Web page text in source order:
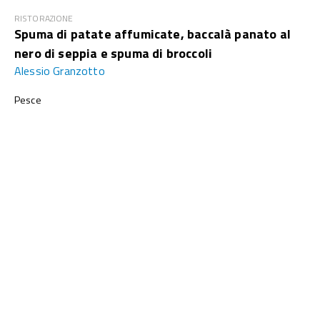
RISTORAZIONE
Spuma di patate affumicate, baccalà panato al
nero di seppia e spuma di broccoli
Alessio Granzotto
Pesce